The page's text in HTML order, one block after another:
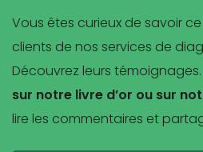
Vous êtes curieux de savoir
clients de nos services de
Découvrez leurs témoignages.
sur notre livre d’or ou sur
lire les commentaires et